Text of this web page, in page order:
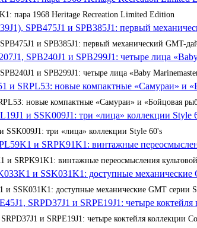
пара 1968 Heritage Recreation Limited Edition
и SPB385J1: первый механический GMT-
и SPB299J1: четыре лица «Baby
новые компактные «Самураи» и «Бойцовая
SSK009J1: три «лица» коллекции Style 60's
и SRPK91K1: винтажные переосмысления
и SSK031K1: доступные механические GMT серии
и SRPE19J1: четыре коктейля коллекции